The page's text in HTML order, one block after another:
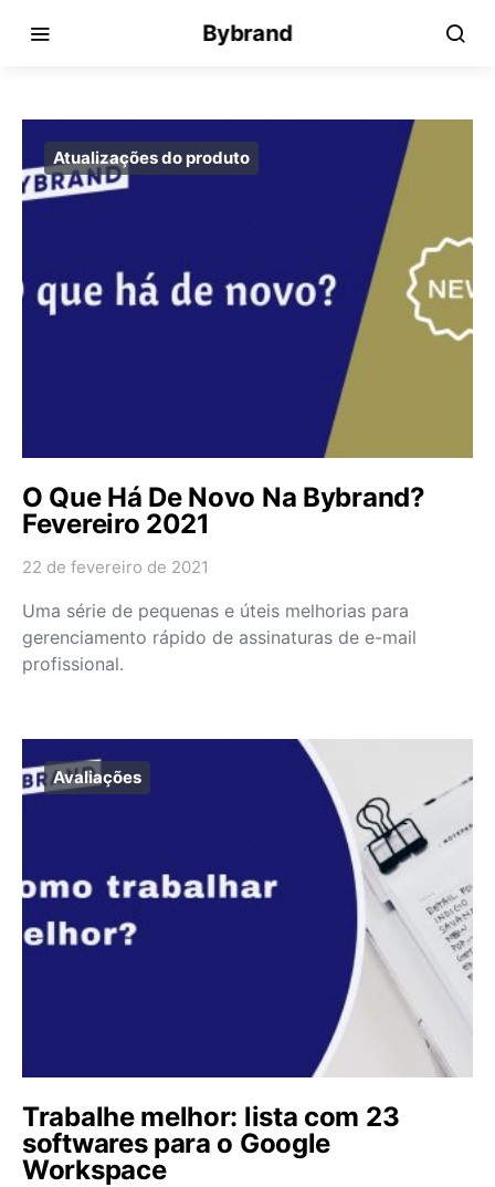
Bybrand
Atualizações do produto
O Que Há De Novo Na Bybrand?
Fevereiro 2021
22 de fevereiro de 2021
Uma série de pequenas e úteis melhorias para
gerenciamento rápido de assinaturas de e-mail
profissional.
Avaliações
Trabalhe melhor: lista com 23
softwares para o Google
Workspace